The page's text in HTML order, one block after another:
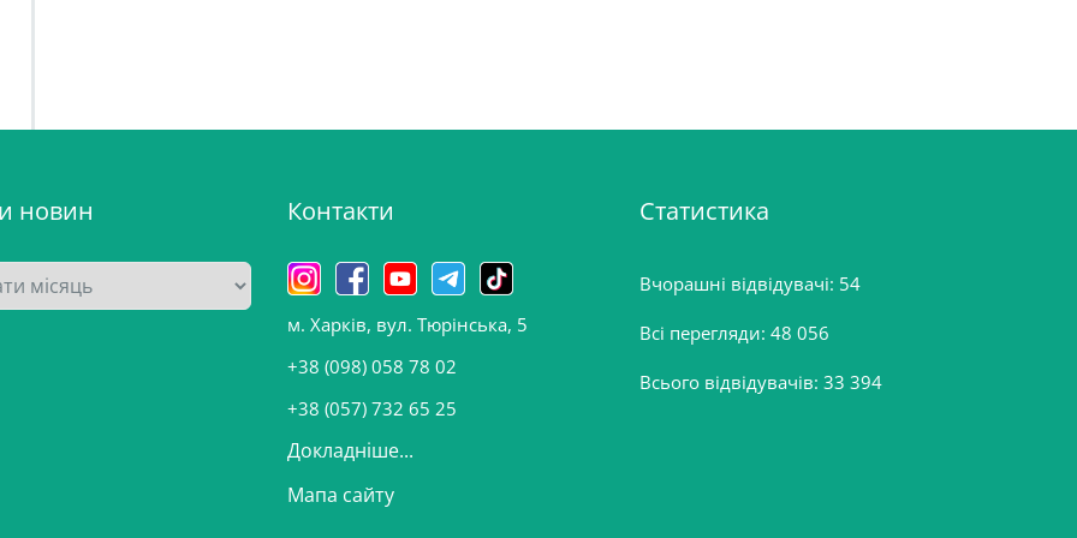
новин Контакти
м. Харків, вул. Тюрінська, 5
+38 (098) 058 78 02
+38 (057) 732 65 25
Докладніше...
Мапа сайту
Статистика
Вчорашні відвідувачі: 54
Всі перегляди: 48 056
Всього відвідувачів: 33 394